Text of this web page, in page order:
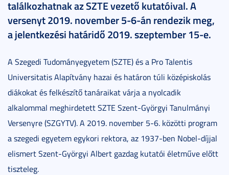
találkozhatnak az SZTE vezető kutatóival. A
versenyt 2019. november 5-6-án rendezik meg,
a jelentkezési határidő 2019. szeptember 15-e.
A Szegedi Tudományegyetem (SZTE) és a Pro Talentis
Universitatis Alapítvány hazai és határon túli középiskolás
diákokat és felkészítő tanáraikat várja a nyolcadik
alkalommal meghirdetett SZTE Szent-Györgyi Tanulmányi
Versenyre (SZGYTV). A 2019. november 5-6. közötti program
a szegedi egyetem egykori rektora, az 1937-ben Nobel-díjjal
elismert Szent-Györgyi Albert gazdag kutatói életműve előtt
tiszteleg.